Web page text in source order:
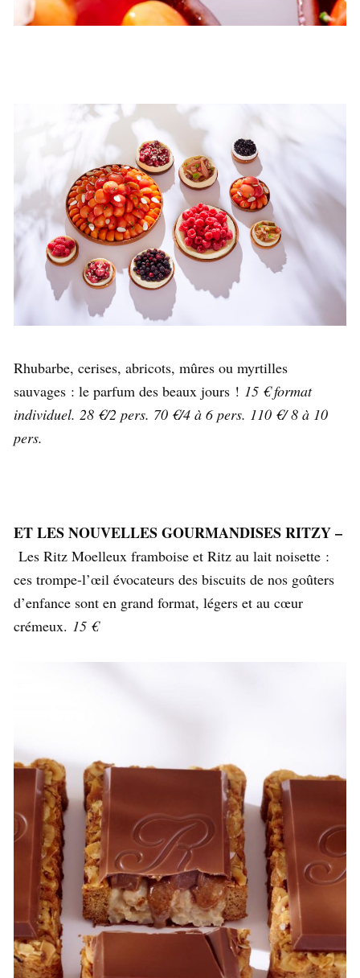
Rhubarbe, cerises, abricots, mûres ou myrtilles
sauvages : le parfum des beaux jours ! 15 € format
individuel. 28 €/2 pers. 70 €/4 à 6 pers. 110 €/ 8 à 10
pers.
ET LES NOUVELLES GOURMANDISES RITZY –
Les Ritz Moelleux framboise et Ritz au lait noisette :
ces trompe-l’œil évocateurs des biscuits de nos goûters
d’enfance sont en grand format, légers et au cœur
crémeux. 15 €